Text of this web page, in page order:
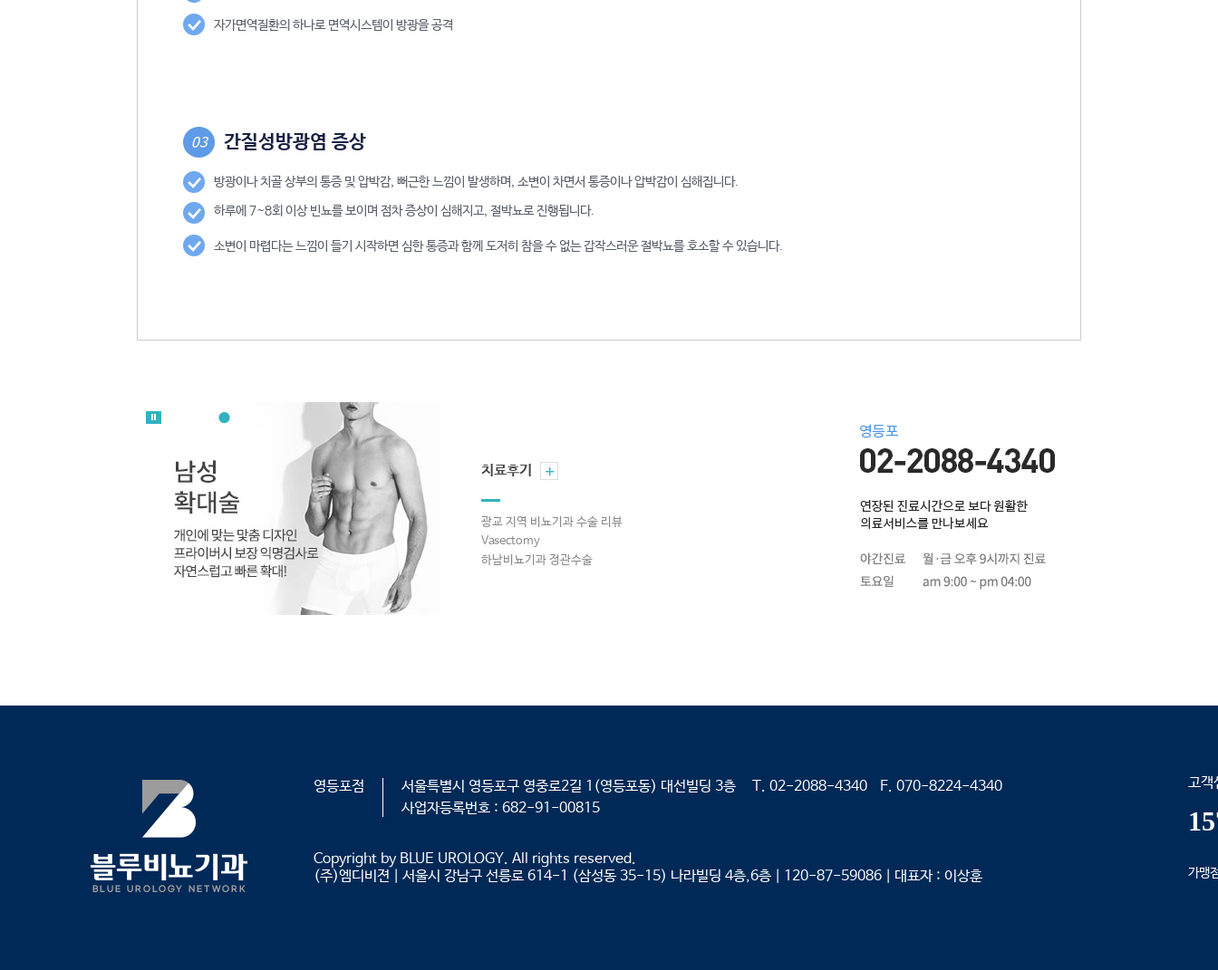
자가면역질환의 하나로 면역시스템이 방광을 공격
03 간질성방광염 증상
방광이나 치골 상부의 통증 및 압박감, 뻐근한 느낌이 발생하며, 소변이 차면서 통증이나 압박감이 심해집니다.
하루에 7~8회 이상 빈뇨를 보이며 점차 증상이 심해지고, 절박뇨로 진행됩니다.
소변이 마렵다는 느낌이 들기 시작하면 심한 통증과 함께 도저히 참을 수 없는 갑작스러운 절박뇨를 호소할 수 있습니다.
치료후기 +
광교 지역 비뇨기과 수술 리뷰
Vasectomy
하남비뇨기과 정관수술
영등포점
서울특별시 영등포구 영중로2길 1(영등포동) 대선빌딩 3층 T. 02-2088-4340 F. 070-8224-4340
사업자등록번호 : 682-91-00815
Copyright by BLUE UROLOGY. All rights reserved.
(주)엠디비젼
서울시 강남구 선릉로 614-1 (삼성동 35-15) 나라빌딩 4층,6층 120-87-59086 대표자 : 이상훈
고객
가맹